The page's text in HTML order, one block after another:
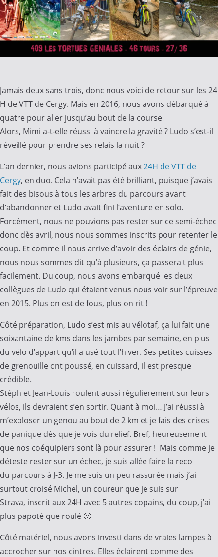
Jamais deux sans trois, donc nous voici de retour sur les 24
H de VTT de Cergy. Mais en 2016, nous avons débarqué à
quatre pour aller jusqu’au bout de la course.
Alors, Mimi a-t-elle réussi à vaincre la gravité ? Ludo s’est-il
réveillé pour prendre ses relais la nuit ?
L’an dernier, nous avions participé aux24H de VTT de
Cergy, en duo. Cela n’avait pas été brilliant, puisque j’avais
fait des bisous à tous les arbres du parcours avant
d’abandonner et Ludo avait fini l’aventure en solo.
Forcément, nous ne pouvions pas rester sur ce semi-échec
donc dès avril, nous nous sommes inscrits pour retenter le
coup. Et comme il nous arrive d’avoir des éclairs de génie,
nous nous sommes dit qu’à plusieurs, ça passerait plus
facilement. Du coup, nous avons embarqué les deux
collègues de Ludo qui étaient venus nous voir sur l’épreuve
en 2015. Plus on est de fous, plus on rit !
Côté préparation, Ludo s’est mis au vélotaf, ça lui fait une
soixantaine de kms dans les jambes par semaine, en plus
du vélo d’appart qu’il a usé tout l’hiver. Ses petites cuisses
de grenouille ont poussé, en cuissard, il est presque
crédible.
Stéph et Jean-Louis roulent aussi régulièrement sur leurs
vélos, ils devraient s’en sortir. Quant à moi… J’ai réussi à
m’exploser un genou au bout de 2 km et je fais des crises
de panique dès que je vois du relief. Bref, heureusement
que nos coéquipiers sont là pour assurer ! Mais comme je
déteste rester sur un échec, je suis allée faire la reco
du parcours à J-3. Je me suis un peu rassurée mais j’ai
surtout croisé Michel, un coureur que je suis sur
Strava, inscrit aux 24H avec 5 autres copains, du coup, j’ai
plus papoté que roulé 🙂
Côté matériel, nous avons investi dans de vraies lampes à
accrocher sur nos cintres. Elles éclairent comme des